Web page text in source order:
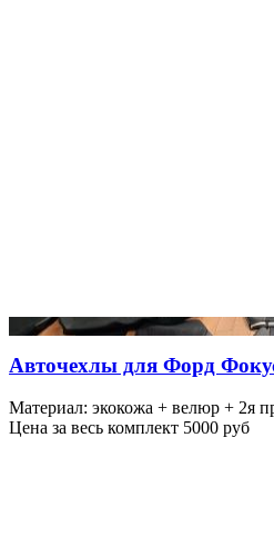
Авточехлы для Форд
Материал: экокожа + велюр + 2я
Цена за весь комплект 5000 руб